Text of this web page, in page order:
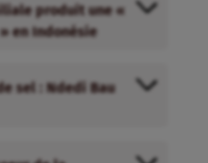
produit une «
en Indonésie
sel : Ndedi Bau